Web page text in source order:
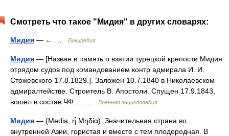
Смотреть что такое "Мидия" в других словарях:
Мидия — ← … Википедия
Мидия — [Назван в память о взятии турецкой крепости Мидия
отрядом судов под командованием контр адмирала И. И.
Стожевского 17.8.1829.]. Заложен 10.7.1840 в Николаевском
адмиралтействе. Строитель В. Апостоли. Спущен 17.9.1843,
вошел в состав ЧФ.… …
Военная энциклопедия
Мидия — (Media, η̉ Μηδία). Значительная страна во
внутренней Азии, гористая и вместе с тем плодородная. В